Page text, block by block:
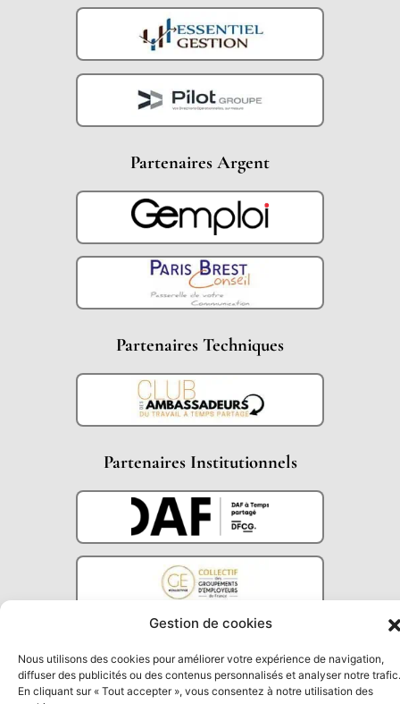
Gestion de cookies
Nous utilisons des cookies pour améliorer votre expérience de navigation,
diffuser des publicités ou des contenus personnalisés et analyser notre trafic.
En cliquant sur « Tout accepter », vous consentez à notre utilisation des
Partenaires Argent
Partenaires Techniques
Partenaires Institutionnels